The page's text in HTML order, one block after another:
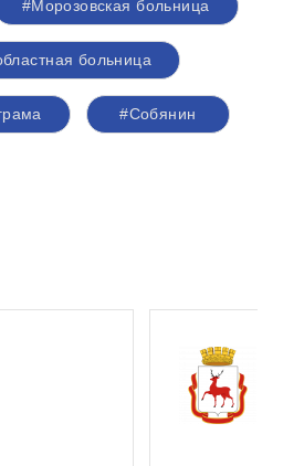
#Морозовская больница
больница
#Собянин